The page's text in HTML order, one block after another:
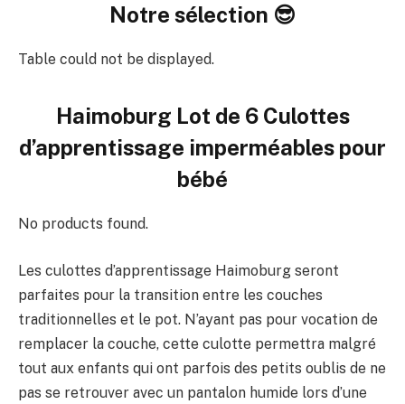
Notre sélection 😎
Table could not be displayed.
Haimoburg Lot de 6 Culottes
d’apprentissage imperméables pour
bébé
No products found.
Les culottes d’apprentissage Haimoburg seront
parfaites pour la transition entre les couches
traditionnelles et le pot. N’ayant pas pour vocation de
remplacer la couche, cette culotte permettra malgré
tout aux enfants qui ont parfois des petits oublis de ne
pas se retrouver avec un pantalon humide lors d’une